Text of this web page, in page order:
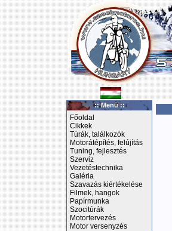
:: Menü ::
Főoldal
Cikkek
Túrák, találkozók
Motorátépítés, felújítás
Tuning, fejlesztés
Szerviz
Vezetéstechnika
Galéria
Szavazás kiértékelése
Filmek, hangok
Papírmunka
Szocitúrák
Motortervezés
Motor versenyzés